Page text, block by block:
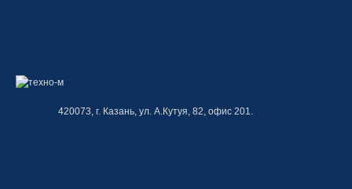
420073, г. Казань, ул. А.Кутуя, 82, офис 201.